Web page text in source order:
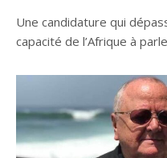
Une candidature qui
capacité de l’Afrique à